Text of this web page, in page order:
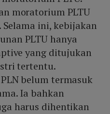
moratorium PLTU
ini, kebijakan
PLTU hanya
yang ditujukan
tertentu.
belum termasuk
Ia bahkan
harus dihentikan